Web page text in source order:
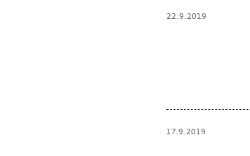
22.9.2019
17.9.2019